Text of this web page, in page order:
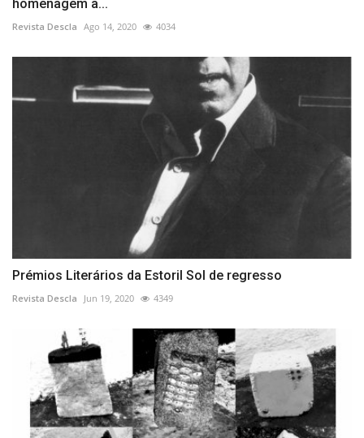
homenagem a...
Revista Descla Ago 14, 2020 4034
Prémios Literários da Estoril Sol de regresso
Revista Descla Jun 19, 2020 4349